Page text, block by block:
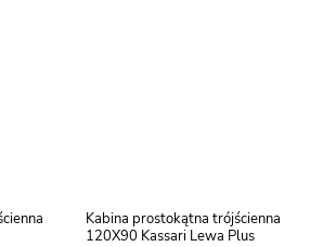
Kabina prostokątna trójścienna
120X90 Kassari Lewa Plus